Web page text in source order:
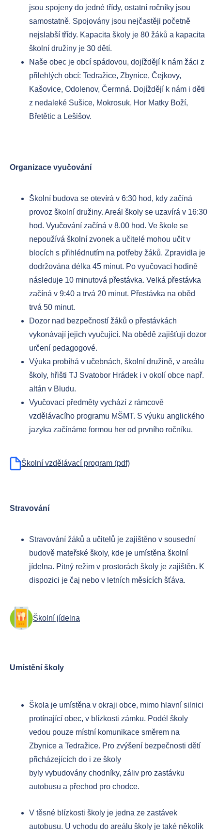
jsou spojeny do jedné třídy, ostatní ročníky jsou
samostatně. Spojovány jsou nejčastěji početně
nejslabší třídy. Kapacita školy je 80 žáků a kapacita
školní družiny je 30 dětí.
Naše obec je obcí spádovou, dojíždějí k nám žáci z
přilehlých obcí: Tedražice, Zbynice, Čejkovy,
Kašovice, Odolenov, Čermná. Dojíždějí k nám i děti
z nedaleké Sušice, Mokrosuk, Hor Matky Boží,
Břetětic a Lešišov.
Organizace vyučování
Školní budova se otevírá v 6:30 hod, kdy začíná
provoz školní družiny. Areál školy se uzavírá v 16:30
hod. Vyučování začíná v 8.00 hod. Ve škole se
nepoužívá školní zvonek a učitelé mohou učit v
blocích s přihlédnutím na potřeby žáků. Zpravidla je
dodržována délka 45 minut. Po vyučovací hodině
následuje 10 minutová přestávka. Velká přestávka
začíná v 9:40 a trvá 20 minut. Přestávka na oběd
trvá 50 minut.
Dozor nad bezpečností žáků o přestávkách
vykonávají jejich vyučující. Na obědě zajišťují dozor
určení pedagogové.
Výuka probíhá v učebnách, školní družině, v areálu
školy, hřišti TJ Svatobor Hrádek i v okolí obce např.
altán v Bludu.
Vyučovací předměty vychází z rámcově
vzdělávacího programu MŠMT. S výuku anglického
jazyka začínáme formou her od prvního ročníku.
Školní vzdělávací program (pdf)
Stravování
Stravování žáků a učitelů je zajištěno v sousední
budově mateřské školy, kde je umístěna školní
jídelna. Pitný režim v prostorách školy je zajištěn. K
dispozici je čaj nebo v letních měsících šťáva.
Školní jídelna
Umístění školy
Škola je umístěna v okraji obce, mimo hlavní silnici
protínající obec, v blízkosti zámku. Podél školy
vedou pouze místní komunikace směrem na
Zbynice a Tedražice. Pro zvýšení bezpečnosti dětí
přicházejících do i ze školy
byly vybudovány chodníky, záliv pro zastávku
autobusu a přechod pro chodce.
V těsné blízkosti školy je jedna ze zastávek
autobusu. U vchodu do areálu školy je také několik